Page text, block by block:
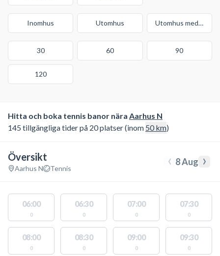
Inomhus Utomhus Utomhus med tak
30 60 90
120
Hitta och boka tennis banor nära Aarhus N
145 tillgängliga tider på 20 platser (inom 50km)
Översikt
Aarhus N Tennis ‹ 8 Aug ›
06:00
0
06:30
0
07:00
0
07:30
0
08:00
0
08:30
0
09:00
0
09:30
0